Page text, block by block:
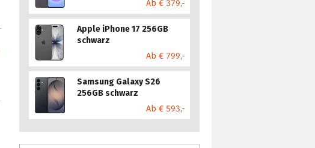
Ab € 379,-
Apple iPhone 17 256GB
schwarz
Ab € 799,-
Samsung Galaxy S26
256GB schwarz
Ab € 593,-